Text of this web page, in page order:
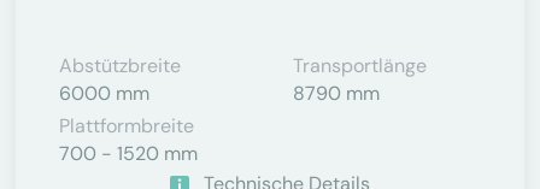
Abstützbreite
6000 mm
Transportlänge
8790 mm
Plattformbreite
700 - 1520 mm
Technische Details